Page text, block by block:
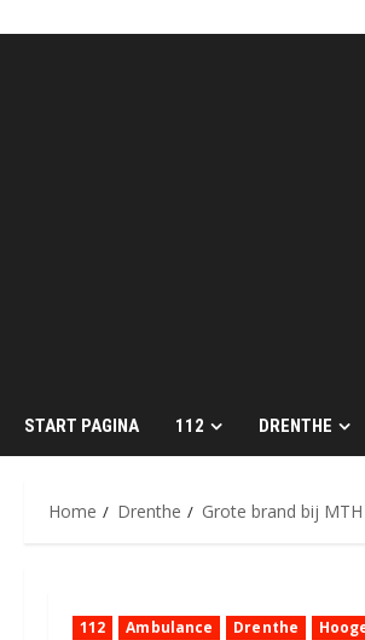
START PAGINA 112 DRENTHE
Home Drenthe Grote brand bij
112 Ambulance Drenthe